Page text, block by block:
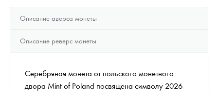
Описание аверса монеты
Описание реверс монеты
Серебряная монета от польского монетного
двора Mint of Poland посвящена символу 2026